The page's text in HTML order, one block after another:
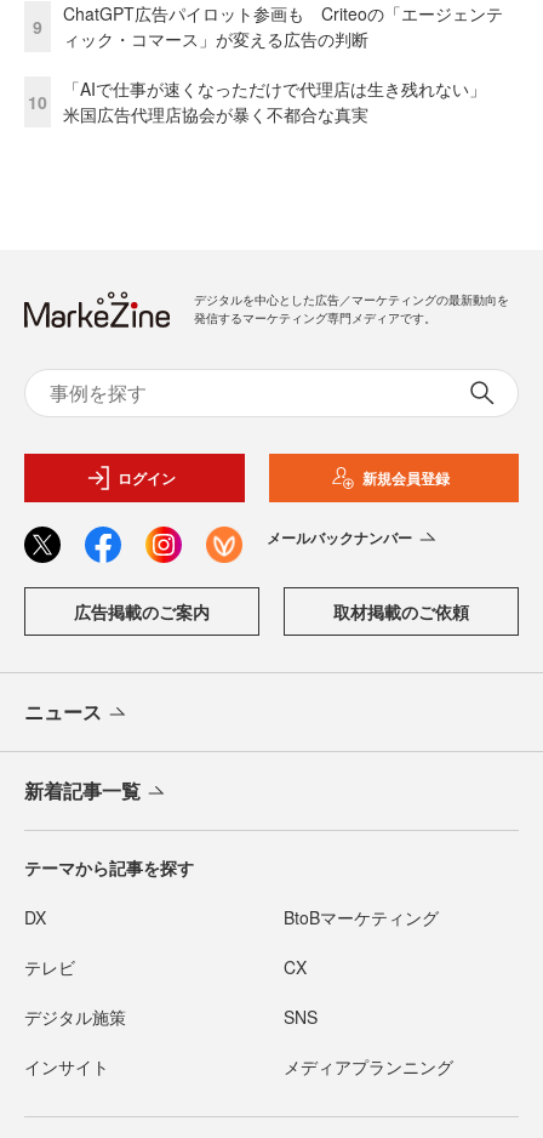
9
ChatGPT広告パイロット参画も Criteoの「エージェンテ
ィック・コマース」が変える広告の判断
10
「AIで仕事が速くなっただけで代理店は生き残れない」
米国広告代理店協会が暴く不都合な真実
デジタルを中心とした広告／マーケティングの最新動向を
発信するマーケティング専門メディアです。
ログイン 新規会員登録
メールバックナンバー
広告掲載のご案内 取材掲載のご依頼
ニュース
新着記事一覧
テーマから記事を探す
DX BtoBマーケティング
テレビ CX
デジタル施策 SNS
インサイト メディアプランニング